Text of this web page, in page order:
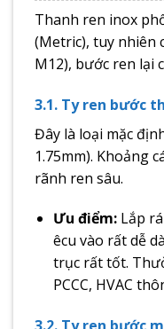
Thanh ren inox
(Metric), tuy nhiên
M12), bước ren lại
3.1. Ty ren bước
Đây là loại mặc
1.75mm). Khoảng
rãnh ren sâu.
Ưu điểm:Lắp
êcu vào rất dễ
trục rất tốt.
PCCC, HVAC